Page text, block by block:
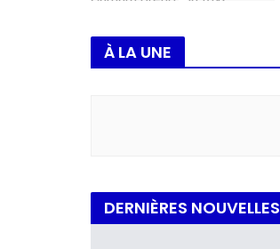
À LA UNE
DERNIÈRES NOUVELLES